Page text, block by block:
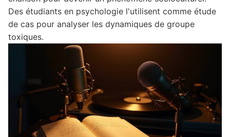
Des étudiants en psychologie l'utilisent comme étude
de cas pour analyser les dynamiques de groupe
toxiques.